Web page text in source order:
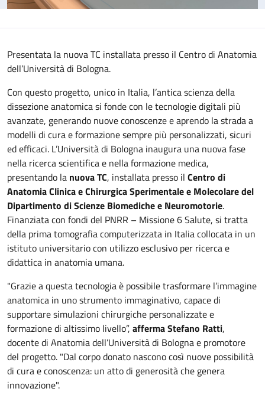
Presentata la nuova TC installata presso il Centro di Anatomia
dell’Università di Bologna.
Con questo progetto, unico in Italia, l’antica scienza della
dissezione anatomica si fonde con le tecnologie digitali più
avanzate, generando nuove conoscenze e aprendo la strada a
modelli di cura e formazione sempre più personalizzati, sicuri
ed efficaci. L’Università di Bologna inaugura una nuova fase
nella ricerca scientifica e nella formazione medica,
presentando la nuova TC, installata presso il Centro di
Anatomia Clinica e Chirurgica Sperimentale e Molecolare del
Dipartimento di Scienze Biomediche e Neuromotorie.
Finanziata con fondi del PNRR – Missione 6 Salute, si tratta
della prima tomografia computerizzata in Italia collocata in un
istituto universitario con utilizzo esclusivo per ricerca e
didattica in anatomia umana.
"Grazie a questa tecnologia è possibile trasformare l’immagine
anatomica in uno strumento immaginativo, capace di
supportare simulazioni chirurgiche personalizzate e
formazione di altissimo livello”, afferma Stefano Ratti,
docente di Anatomia dell’Università di Bologna e promotore
del progetto. "Dal corpo donato nascono così nuove possibilità
di cura e conoscenza: un atto di generosità che genera
innovazione".